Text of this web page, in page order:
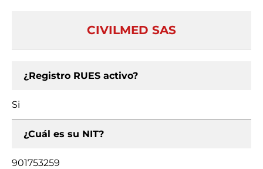
CIVILMED SAS
¿Registro RUES activo?
Si
¿Cuál es su NIT?
901753259